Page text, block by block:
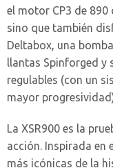
el motor CP3 de 890
sino que también
Deltabox, una
llantas Spinforged y
regulables (con un
mayor
La XSR900 es la
acción. Inspirada en
más icónicas de la